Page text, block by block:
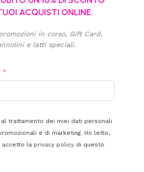
ACQUISTI ONLINE.
in corso, Gift Card,
e latti speciali.
trattamento dei miei dati personali
e di marketing. Ho letto,
accetto la privacy policy di questo